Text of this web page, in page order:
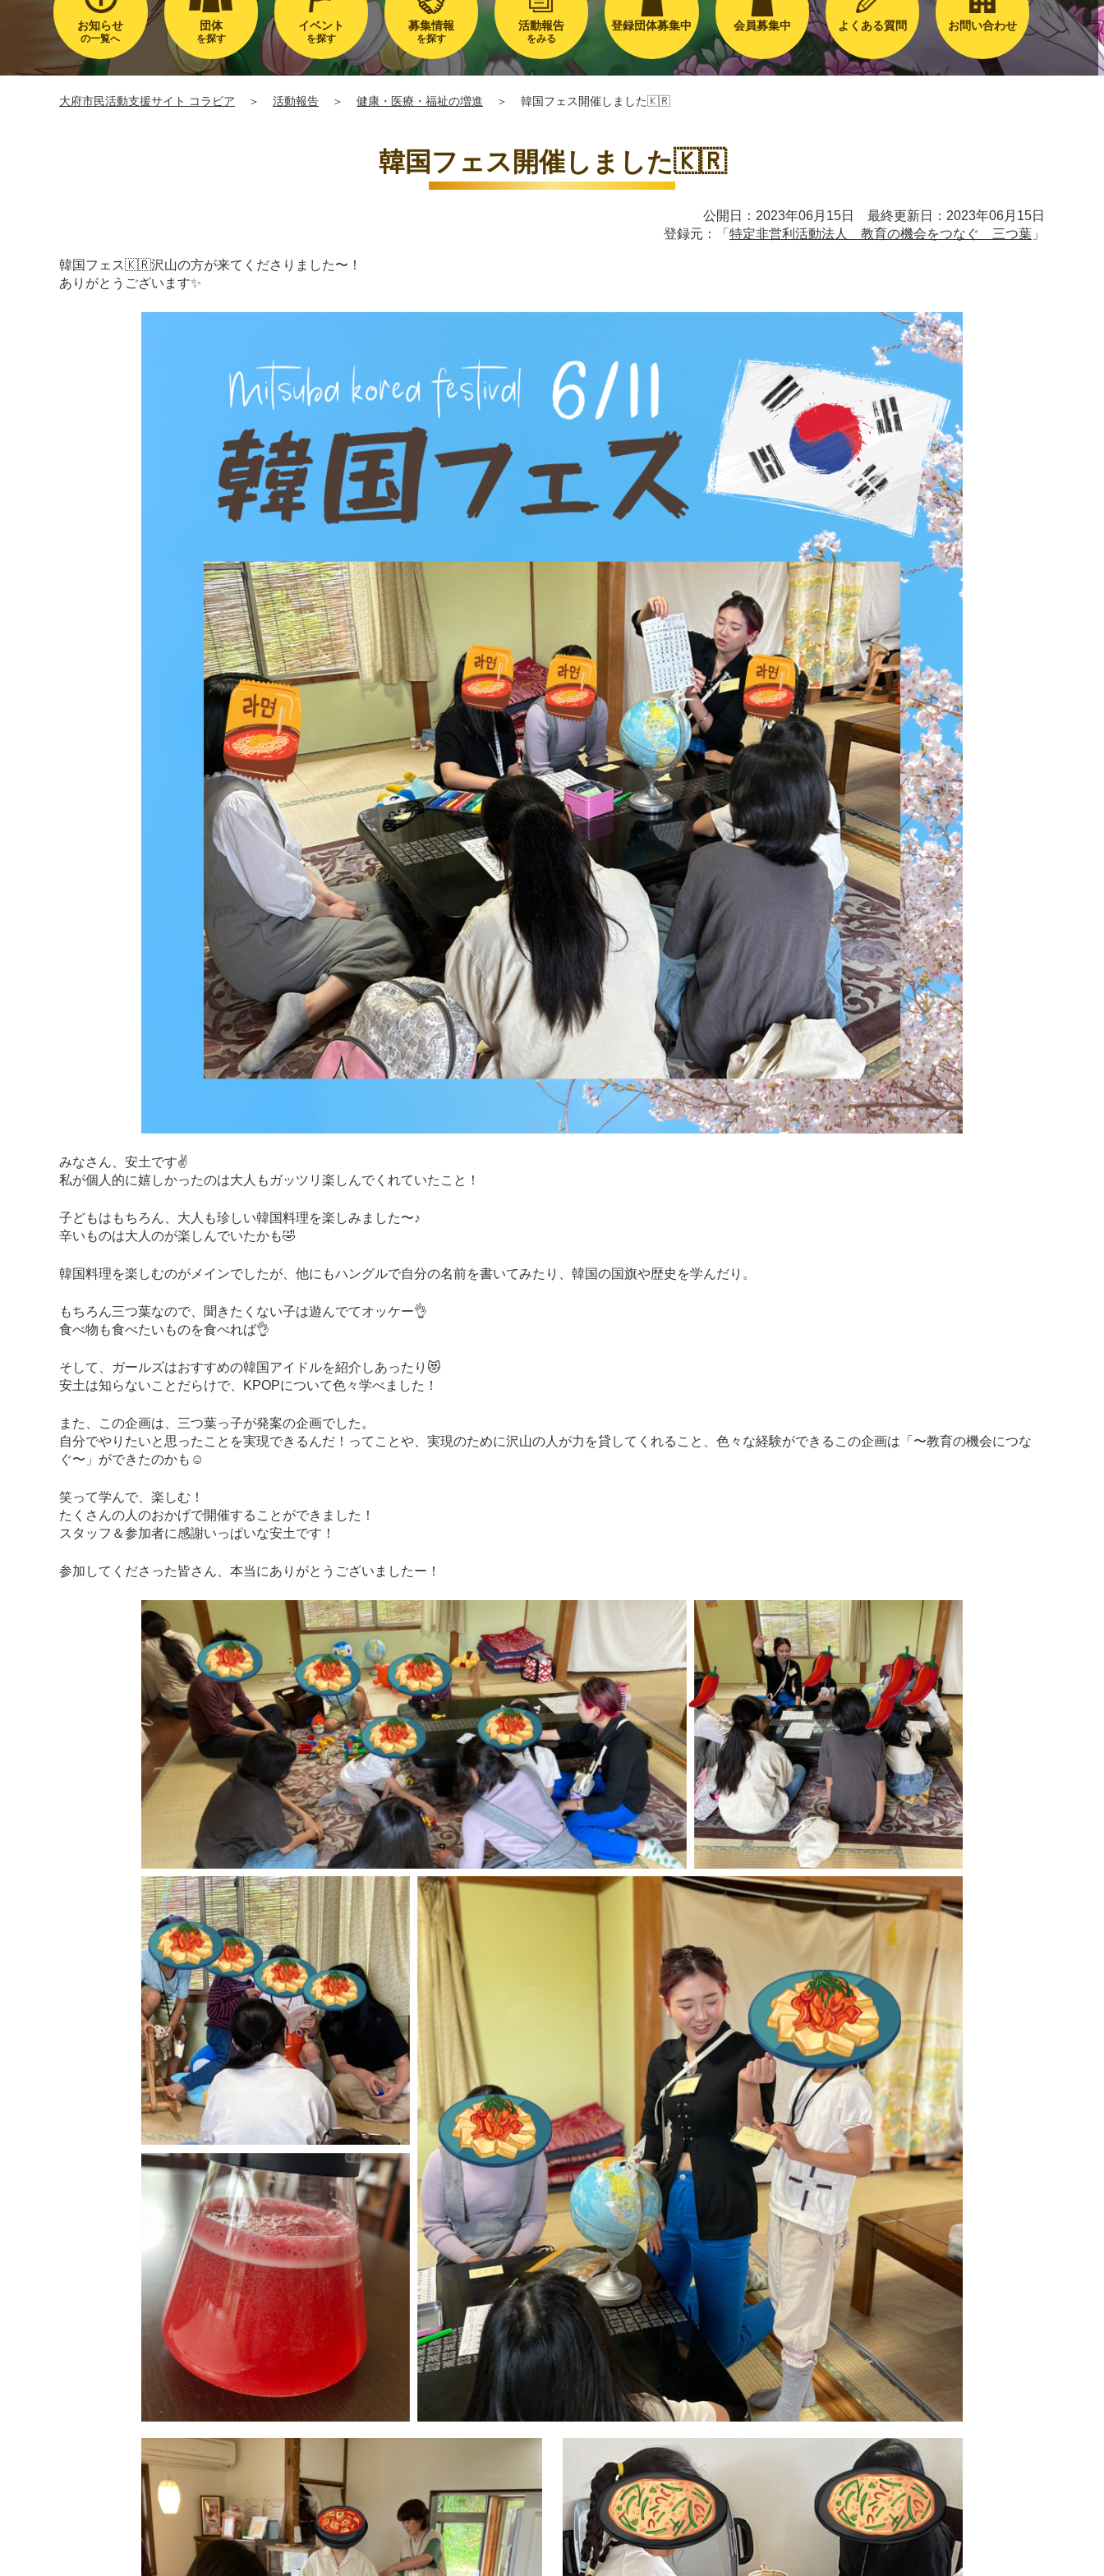
お知らせ
の一覧へ
団体
を探す
イベント
を探す
募集情報
を探す
活動報告
をみる
登録団体募集中 会員募集中 よくある質問 お問い合わせ
大府市民活動支援サイト コラビア ＞ 活動報告 ＞ 健康・医療・福祉の増進 ＞ 韓国フェス開催しました🇰🇷
韓国フェス開催しました🇰🇷
公開日：2023年06月15日 最終更新日：2023年06月15日
登録元：「 特定非営利活動法人 教育の機会をつなぐ 三つ葉 」
韓国フェス🇰🇷沢山の方が来てくださりました〜！
ありがとうございます✨
みなさん、安土です✌️
私が個人的に嬉しかったのは大人もガッツリ楽しんでくれていたこと！
子どもはもちろん、大人も珍しい韓国料理を楽しみました〜♪
辛いものは大人のが楽しんでいたかも🤣
韓国料理を楽しむのがメインでしたが、他にもハングルで自分の名前を書いてみたり、韓国の国旗や歴史を学んだり。
もちろん三つ葉なので、聞きたくない子は遊んでてオッケー👌
食べ物も食べたいものを食べれば👌
そして、ガールズはおすすめの韓国アイドルを紹介しあったり😻
安土は知らないことだらけで、KPOPについて色々学べました！
また、この企画は、三つ葉っ子が発案の企画でした。
自分でやりたいと思ったことを実現できるんだ！ってことや、実現のために沢山の人が力を貸してくれること、色々な経験ができるこの企画は「〜教育の機会につな
ぐ〜」ができたのかも☺️
笑って学んで、楽しむ！
たくさんの人のおかげで開催することができました！
スタッフ＆参加者に感謝いっぱいな安土です！
参加してくださった皆さん、本当にありがとうございましたー！